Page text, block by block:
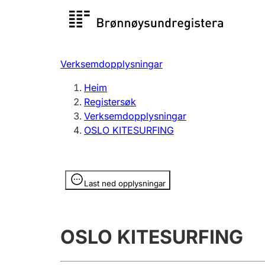
Registersøk
Registrere, endre, slette
Verksemdopplysningar
Heim
Registersøk
Verksemdopplysningar
OSLO KITESURFING
Last ned opplysningar
Opplysninger er skjult
OSLO KITESURFING